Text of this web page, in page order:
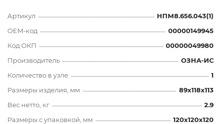
Артикул
НПМ8.656.043(1)
OEM-код
00000149945
Код ОКП
00000049980
Производитель
ОЗНА-ИС
Количество в узле
1
Размеры изделия, мм
89x118x113
Вес нетто, кг
2.9
Размеры с упаковкой, мм
120x120x120